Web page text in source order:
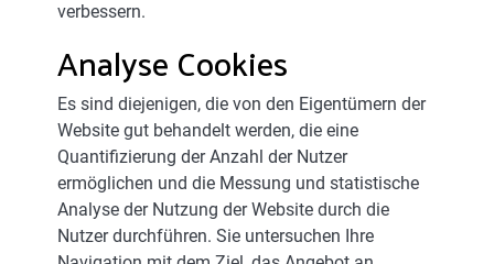
verbessern.
Analyse Cookies
Es sind diejenigen, die von den Eigentümern der
Website gut behandelt werden, die eine
Quantifizierung der Anzahl der Nutzer
ermöglichen und die Messung und statistische
Analyse der Nutzung der Website durch die
Nutzer durchführen. Sie untersuchen Ihre